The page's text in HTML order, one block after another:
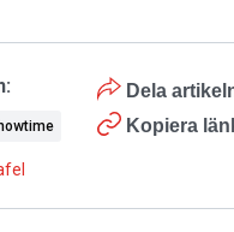
Dela
Kopiera